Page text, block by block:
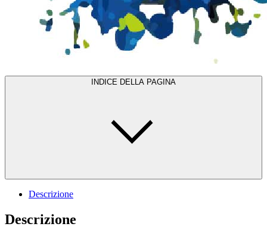
INDICE DELLA PAGINA
Descrizione
Descrizione